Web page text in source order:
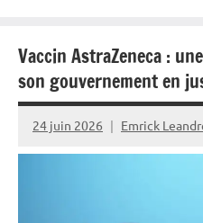
Vaccin AstraZeneca :
son gouvernement en
24 juin 2026 Emrick